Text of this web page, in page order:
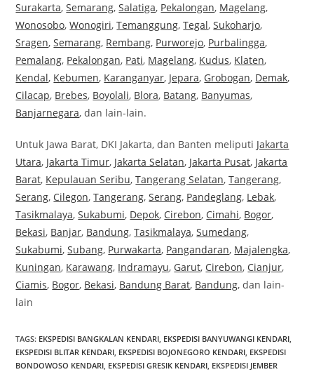
Surakarta,Semarang,Salatiga, Pekalongan, Magelang,
Wonosobo,Wonogiri,Temanggung,Tegal,Sukoharjo,
Sragen,Semarang, Rembang, Purworejo, Purbalingga,
Pemalang, Pekalongan, Pati, Magelang, Kudus, Klaten,
Kendal, Kebumen, Karanganyar, Jepara, Grobogan, Demak,
Cilacap, Brebes, Boyolali, Blora, Batang, Banyumas,
Banjarnegara, dan lain-lain.
Untuk Jawa Barat, DKI Jakarta, dan Banten meliputi Jakarta
Utara, Jakarta Timur, Jakarta Selatan, Jakarta Pusat, Jakarta
Barat, Kepulauan Seribu,Tangerang Selatan,Tangerang,
Serang, Cilegon,Tangerang,Serang, Pandeglang, Lebak,
Tasikmalaya,Sukabumi, Depok, Cirebon, Cimahi, Bogor,
Bekasi, Banjar, Bandung,Tasikmalaya,Sumedang,
Sukabumi,Subang, Purwakarta, Pangandaran, Majalengka,
Kuningan, Karawang, Indramayu, Garut, Cirebon, Cianjur,
Ciamis, Bogor, Bekasi, Bandung Barat, Bandung, dan lain-
lain
TAGS: EKSPEDISI BANGKALAN KENDARI, EKSPEDISI BANYUWANGI KENDARI,
EKSPEDISI BLITAR KENDARI, EKSPEDISI BOJONEGORO KENDARI, EKSPEDISI
BONDOWOSO KENDARI, EKSPEDISI GRESIK KENDARI, EKSPEDISI JEMBER